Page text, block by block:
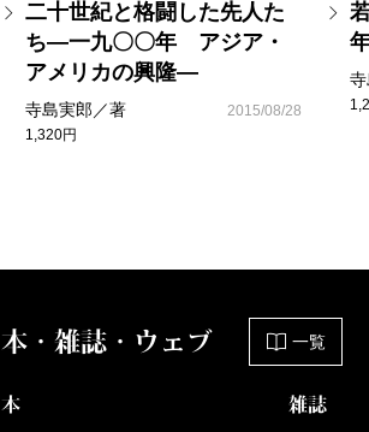
二十世紀と格闘した先人た
ち―一九〇〇年 アジア・
アメリカの興隆―
寺島実郎／著
1,320円
2015/08/28
本・雑誌・ウェブ 一覧
本 雑誌